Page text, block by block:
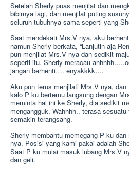
Setelah Sherly puas menjilat dan
bibirnya lagi, dan menjilat puting
seluruh tubuhnya sama seperti yang
Saat mendekati Mrs.V nya, aku
namun Sherly berkata, “Lanjutin aja
pun menjilat Mrs.V nya dan sedikit
seperti itu. Sherly meracau
jangan berhenti…. enyakkkk….
Aku pun terus menjilati Mrs.V nya,
kalo P ku bertemu langsung dengan
meminta hal ini ke Sherly, dia sedikit
mengangguk. Wahhhh.. terasa
semakin terangsang.
Sherly membantu memegang P ku
nya. Posisi yang kami pakai adalah
Saat P ku mulai masuk lubang Mrs.V
dan geli.